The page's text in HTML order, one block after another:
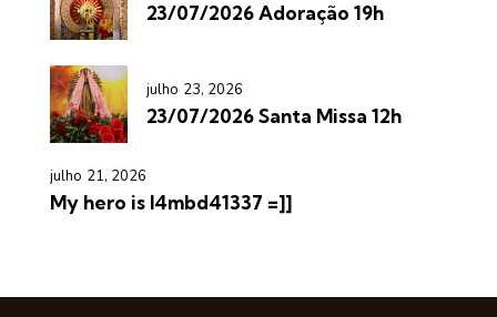
23/07/2026 Adoração 19h
julho 23, 2026
23/07/2026 Santa Missa 12h
julho 21, 2026
My hero is l4mbd41337 =]]